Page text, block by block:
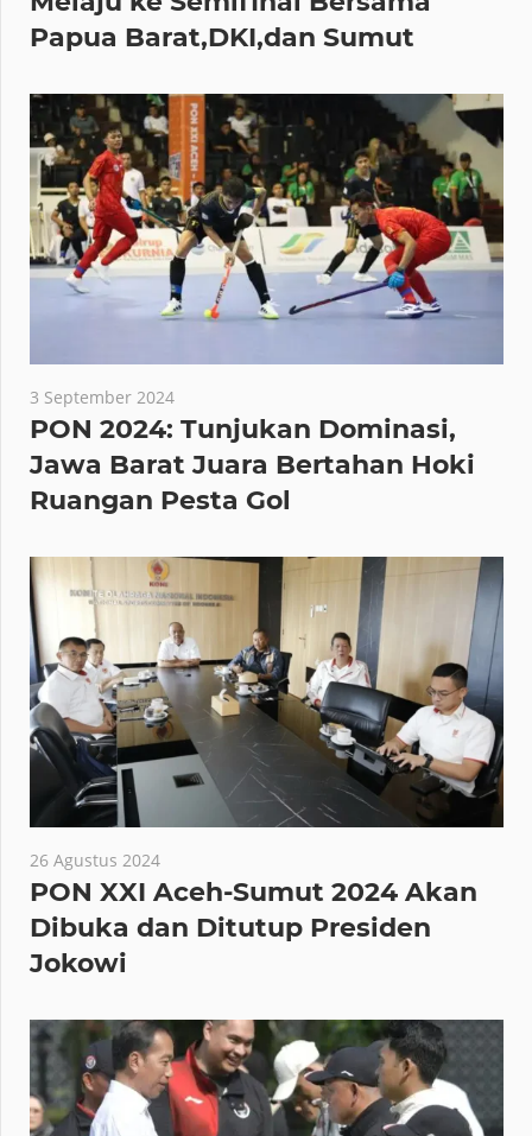
Papua Barat,DKI,dan Sumut
3 September 2024
PON 2024: Tunjukan Dominasi,
Jawa Barat Juara Bertahan Hoki
Ruangan Pesta Gol
26 Agustus 2024
PON XXI Aceh-Sumut 2024 Akan
Dibuka dan Ditutup Presiden
Jokowi